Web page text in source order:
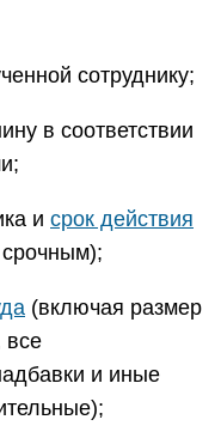
сотруднику;
в соответствии
и срок действия
(включая размер
все
и иные